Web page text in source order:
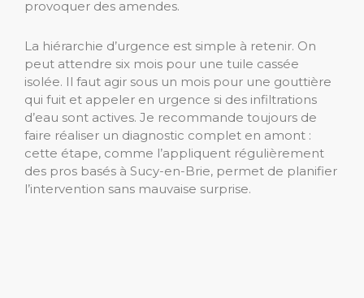
provoquer des amendes.
La hiérarchie d’urgence est simple à retenir. On
peut attendre six mois pour une tuile cassée
isolée. Il faut agir sous un mois pour une gouttière
qui fuit et appeler en urgence si des infiltrations
d’eau sont actives. Je recommande toujours de
faire réaliser un diagnostic complet en amont :
cette étape, comme l’appliquent régulièrement
des pros basés à Sucy-en-Brie, permet de planifier
l’intervention sans mauvaise surprise.